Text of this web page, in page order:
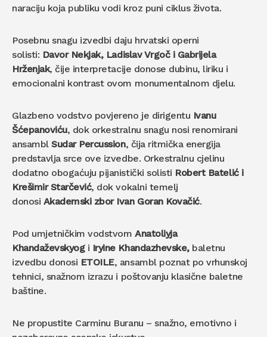
naraciju koja publiku vodi kroz puni ciklus života.
Posebnu snagu izvedbi daju hrvatski operni
solisti: Davor Nekjak, Ladislav Vrgoč i Gabrijela
Hrženjak, čije interpretacije donose dubinu, liriku i
emocionalni kontrast ovom monumentalnom djelu.
Glazbeno vodstvo povjereno je dirigentu Ivanu
Šćepanoviću, dok orkestralnu snagu nosi renomirani
ansamblSudar Percussion, čija ritmička energija
predstavlja srce ove izvedbe. Orkestralnu cjelinu
dodatno obogaćuju pijanistički solisti Robert Batelić i
Krešimir Starčević, dok vokalni temelj
donosi Akademski zbor Ivan Goran Kovačić.
Pod umjetničkim vodstvom Anatoliyja
Khandaževskyogi Iryine Khandazhevske, baletnu
izvedbu donosi ETOILE, ansambl poznat po vrhunskoj
tehnici, snažnom izrazu i poštovanju klasične baletne
baštine.
Ne propustite Carminu Buranu – snažno, emotivno i